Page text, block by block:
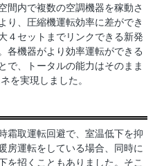
間内で複数の空調機器を稼動さ
り、圧縮機運転効率に差ができ
４セットまでリンクできる新発
各機器がより効率運転ができる
で、トータルの能力はそのまま
を実現しました。
霜取運転回避で、室温低下を抑
房運転をしている場合、同時に
を招くこともありました。そこ